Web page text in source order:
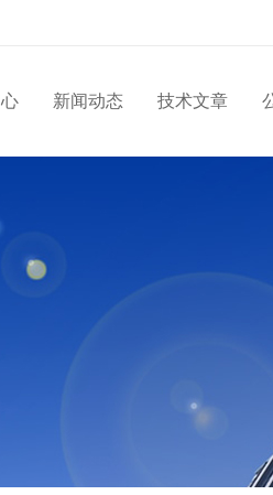
新闻动态 技术文章